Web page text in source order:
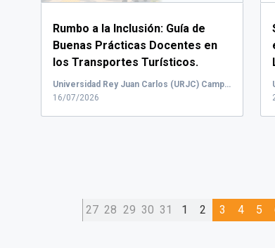
Rumbo a la Inclusión: Guía de
Buenas Prácticas Docentes en
los Transportes Turísticos.
Presentación del...
Universidad Rey Juan Carlos (URJC) Campus de Fuenlabrada
16/07/2026
27 28 29 30 31 1 2 3 4 5